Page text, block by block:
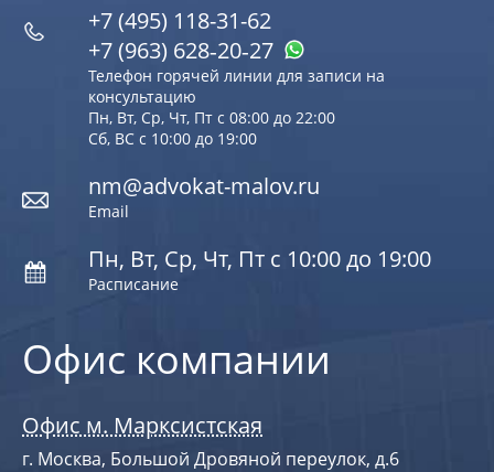
Офис компании
Офис м. Марксистская
г. Москва, Большой Дровяной переулок, д.6
+7 (495) 118-31-62
+7 (963) 628‑20‑27
Телефон горячей линии для записи на
консультацию
Пн, Вт, Ср, Чт, Пт с 08:00 до 22:00
Сб, ВС с 10:00 до 19:00
nm@advokat-malov.ru
Email
Пн, Вт, Ср, Чт, Пт с 10:00 до 19:00
Расписание